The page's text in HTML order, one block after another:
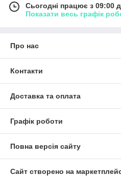
Сьогодні працює з 09:00
Показати весь графік
Про нас
Контакти
Доставка та оплата
Графік роботи
Повна версія сайту
Сайт створено на